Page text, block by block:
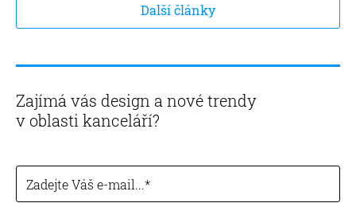
Další články
Zajímá vás design a nové trendy
v oblasti kanceláří?
Zadejte Váš e-mail...